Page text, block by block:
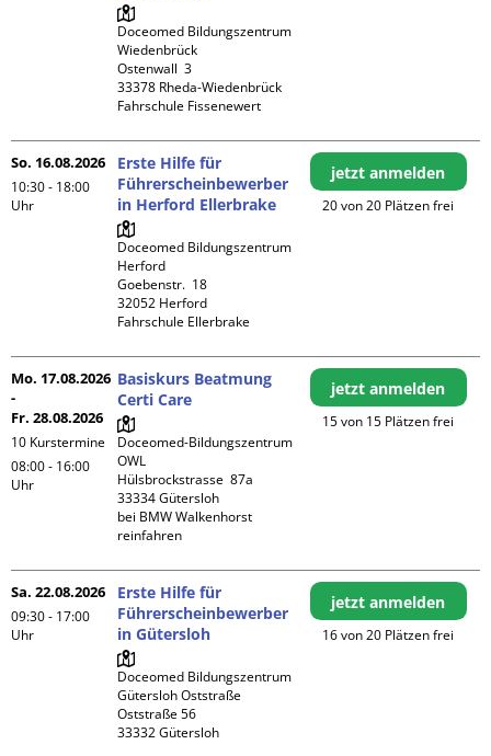
Doceomed Bildungszentrum
Wiedenbrück
Ostenwall  3
33378 Rheda-Wiedenbrück
Fahrschule Fissenewert
So. 16.08.2026
10:30 - 18:00
Uhr
Erste Hilfe für
Führerscheinbewerber
in Herford Ellerbrake
Doceomed Bildungszentrum
Herford
Goebenstr.  18
32052 Herford
Fahrschule Ellerbrake
jetzt anmelden
20 von 20 Plätzen frei
Mo. 17.08.2026
-
Fr. 28.08.2026
10 Kurstermine
08:00 - 16:00
Uhr
Basiskurs Beatmung
Certi Care
Doceomed-Bildungszentrum
OWL
Hülsbrockstrasse  87a
33334 Gütersloh
bei BMW Walkenhorst
reinfahren
jetzt anmelden
15 von 15 Plätzen frei
Sa. 22.08.2026
09:30 - 17:00
Uhr
Erste Hilfe für
Führerscheinbewerber
in Gütersloh
Doceomed Bildungszentrum
Gütersloh Oststraße
Oststraße 56
jetzt anmelden
16 von 20 Plätzen frei